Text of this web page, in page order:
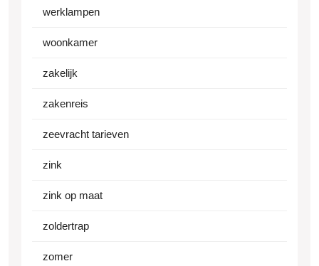
werklampen
woonkamer
zakelijk
zakenreis
zeevracht tarieven
zink
zink op maat
zoldertrap
zomer